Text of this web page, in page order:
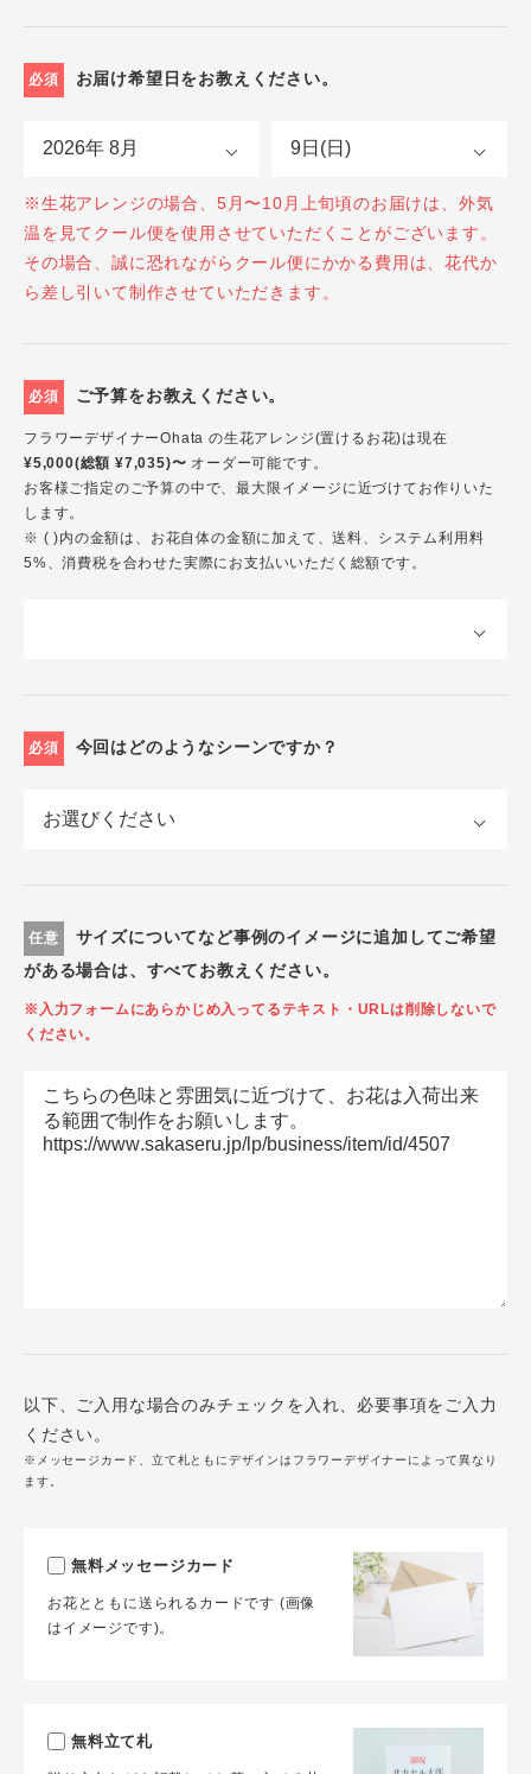
必須 お届け希望日をお教えください。
※生花アレンジの場合、5月〜10月上旬頃のお届けは、外気
温を見てクール便を使用させていただくことがございます。
その場合、誠に恐れながらクール便にかかる費用は、花代か
ら差し引いて制作させていただきます。
必須 ご予算をお教えください。
フラワーデザイナーOhata の生花アレンジ(置けるお花)は現在
¥5,000(総額 ¥7,035)〜 オーダー可能です。
お客様ご指定のご予算の中で、最大限イメージに近づけてお作りいた
します。
※ ( )内の金額は、お花自体の金額に加えて、送料、システム利用料
5%、消費税を合わせた実際にお支払いいただく総額です。
必須 今回はどのようなシーンですか？
任意
サイズについてなど事例のイメージに追加してご希望
がある場合は、すべてお教えください。
※入力フォームにあらかじめ入ってるテキスト・URLは削除しないで
ください。
以下、ご入用な場合のみチェックを入れ、必要事項をご入力
ください。
※メッセージカード、立て札ともにデザインはフラワーデザイナーによって異なり
ます。
無料メッセージカード
お花とともに送られるカードです (画像
はイメージです)。
無料立て札